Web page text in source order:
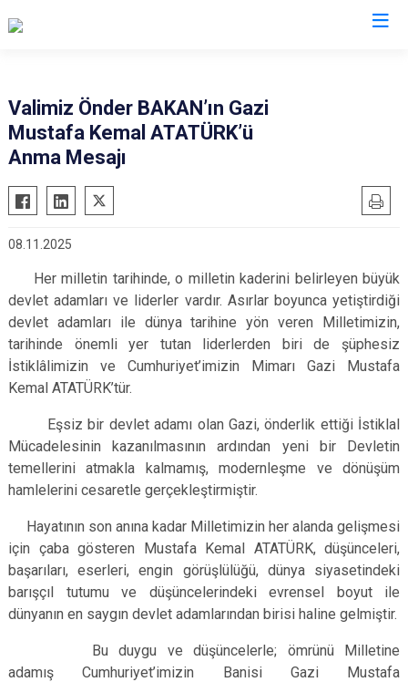
Valimiz Önder BAKAN’ın Gazi
Mustafa Kemal ATATÜRK’ü
Anma Mesajı
08.11.2025
Her milletin tarihinde, o milletin kaderini belirleyen büyük
devlet adamları ve liderler vardır. Asırlar boyunca yetiştirdiği
devlet adamları ile dünya tarihine yön veren Milletimizin,
tarihinde önemli yer tutan liderlerden biri de şüphesiz
İstiklâlimizin ve Cumhuriyet’imizin Mimarı Gazi Mustafa
Kemal ATATÜRK’tür.
Eşsiz bir devlet adamı olan Gazi, önderlik ettiği İstiklal
Mücadelesinin kazanılmasının ardından yeni bir Devletin
temellerini atmakla kalmamış, modernleşme ve dönüşüm
hamlelerini cesaretle gerçekleştirmiştir.
Hayatının son anına kadar Milletimizin her alanda gelişmesi
için çaba gösteren Mustafa Kemal ATATÜRK, düşünceleri,
başarıları, eserleri, engin görüşlülüğü, dünya siyasetindeki
barışçıl tutumu ve düşüncelerindeki evrensel boyut ile
dünyanın en saygın devlet adamlarından birisi haline gelmiştir.
Bu duygu ve düşüncelerle; ömrünü Milletine
adamış Cumhuriyet’imizin Banisi Gazi Mustafa